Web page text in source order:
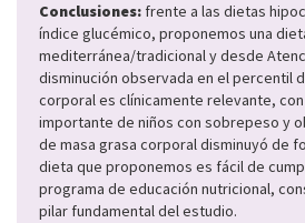
Conclusiones: frente a las dietas
índice glucémico, proponemos una
mediterránea/tradicional y desde
disminución observada en el percentil
corporal es clínicamente relevante,
importante de niños con sobrepeso y
de masa grasa corporal disminuyó de
dieta que proponemos es fácil de
programa de educación nutricional,
pilar fundamental del estudio.